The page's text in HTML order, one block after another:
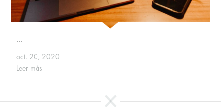
...
oct. 20, 2020
Leer más